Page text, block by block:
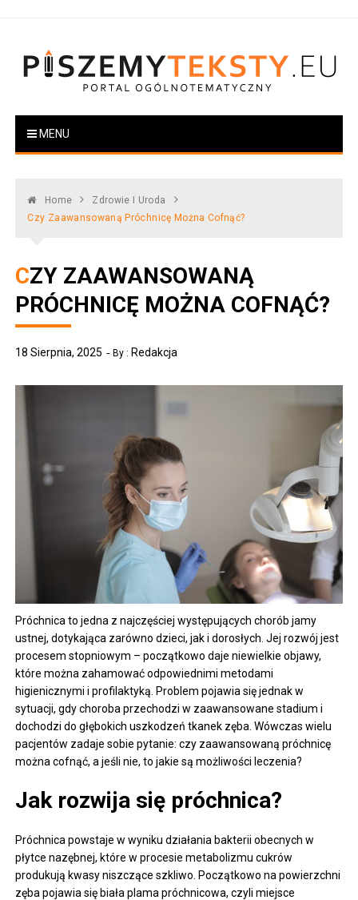
PiszemyTeksty.pl
Portal ogólnotematyczny
MENU
Home
Zdrowie I Uroda
Czy Zaawansowaną Próchnicę Można Cofnąć?
CZY ZAAWANSOWANĄ
PRÓCHNICĘ MOŻNA COFNĄĆ?
18 Sierpnia, 2025 By : Redakcja
Próchnica to jedna z najczęściej występujących chorób jamy
ustnej, dotykająca zarówno dzieci, jak i dorosłych. Jej rozwój jest
procesem stopniowym – początkowo daje niewielkie objawy,
które można zahamować odpowiednimi metodami
higienicznymi i profilaktyką. Problem pojawia się jednak w
sytuacji, gdy choroba przechodzi w zaawansowane stadium i
dochodzi do głębokich uszkodzeń tkanek zęba. Wówczas wielu
pacjentów zadaje sobie pytanie: czy zaawansowaną próchnicę
można cofnąć, a jeśli nie, to jakie są możliwości leczenia?
Jak rozwija się próchnica?
Próchnica powstaje w wyniku działania bakterii obecnych w
płytce nazębnej, które w procesie metabolizmu cukrów
produkują kwasy niszczące szkliwo. Początkowo na powierzchni
zęba pojawia się biała plama próchnicowa, czyli miejsce